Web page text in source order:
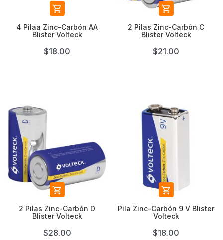

4 Pilaa Zinc-Carbón AA
Blister Volteck
$18.00

2 Pilas Zinc-Carbón C
Blister Volteck
$21.00

2 Pilas Zinc-Carbón D
Blister Volteck
$28.00

Pila Zinc-Carbón 9 V Blister
Volteck
$18.00